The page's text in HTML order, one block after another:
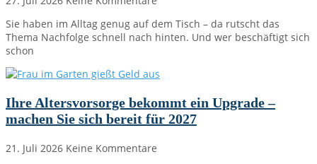
Sie haben im Alltag genug auf dem Tisch – da rutscht das
Thema Nachfolge schnell nach hinten. Und wer beschäftigt sich
schon
Ihre Altersvorsorge bekommt ein Upgrade –
machen Sie sich bereit für 2027
21. Juli 2026 Keine Kommentare